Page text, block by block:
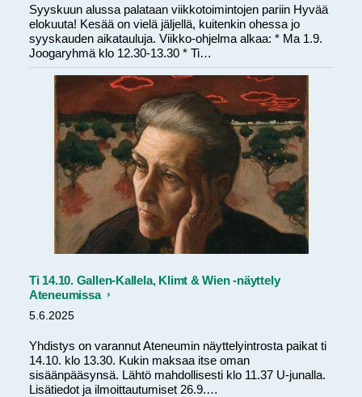
Syyskuun alussa palataan viikkotoimintojen pariin Hyvää
elokuuta! Kesää on vielä jäljellä, kuitenkin ohessa jo
syyskauden aikatauluja. Viikko-ohjelma alkaa: * Ma 1.9.
Joogaryhmä klo 12.30-13.30 * Ti…
Ti 14.10. Gallen-Kallela, Klimt & Wien -näyttely
Ateneumissa
5.6.2025
Yhdistys on varannut Ateneumin näyttelyintrosta paikat ti
14.10. klo 13.30. Kukin maksaa itse oman
sisäänpääsynsä. Lähtö mahdollisesti klo 11.37 U-junalla.
Lisätiedot ja ilmoittautumiset 26.9.…